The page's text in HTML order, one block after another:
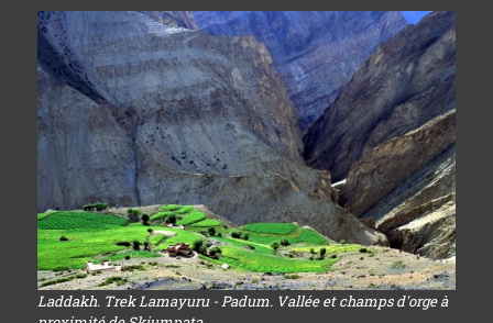
Laddakh. Trek Lamayuru - Padum. Vallée et champs d'orge à